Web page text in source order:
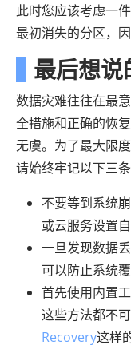
此时您应该考虑一
最初消失的分区，
最后想说
数据灾难往往在最
全措施和正确的恢
无虞。为了最大限
请始终牢记以下三条
不要等到系统
或云服务设置
一旦发现数据
可以防止系统
首先使用内置
这些方法都不
Recovery这样